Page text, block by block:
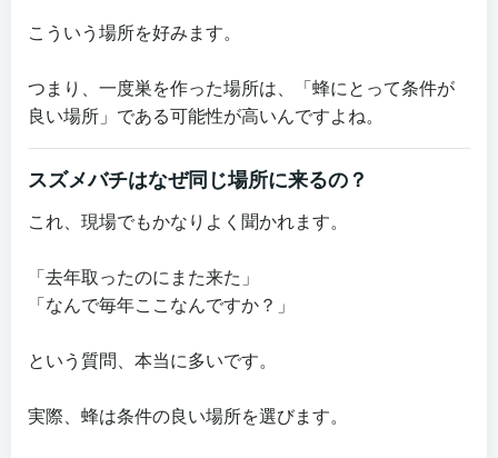
こういう場所を好みます。
つまり、一度巣を作った場所は、「蜂にとって条件が
良い場所」である可能性が高いんですよね。
スズメバチはなぜ同じ場所に来るの？
これ、現場でもかなりよく聞かれます。
「去年取ったのにまた来た」
「なんで毎年ここなんですか？」
という質問、本当に多いです。
実際、蜂は条件の良い場所を選びます。